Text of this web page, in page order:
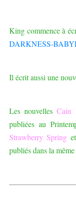
King commence à
DARKNESS-
Il écrit aussi une
Les nouvellesCain
publiées au
Strawberry Spring
publiés dans la